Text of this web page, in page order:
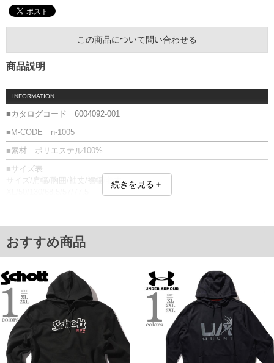
この商品について問い合わせる
商品説明
INFORMATION
■カタログコード 6004092-001
■M-CODE n-1005
■素材 ポリエステル100%
■サイズ表
サイズ/肩幅/胸囲/袖丈/裾幅/着丈
単位はcm
※【返品交換について】
ご了承くださいませ。
※【ボトムの裾上げをご希望の場合】
裾上げ料金は500円+税となります。
備考欄に股下●cmとご記入下さい。（裾上げ無料対象商品は1本につき税込6,000円以
上の品が対象。1本5,999円以下の商品は有料（500円+税）となります。）
出荷まで約1週間～20日間程お時間を頂く場合がございます。
尚、裾上げした商品は返品・交換不可となりますので、予めご了承下さい。
一部、お直しに対応出来ない商品がございます。(例：裾にファスナーや調節ひもが付
いている、極端なデザインが施されている等)
続きを見る＋
おすすめ商品